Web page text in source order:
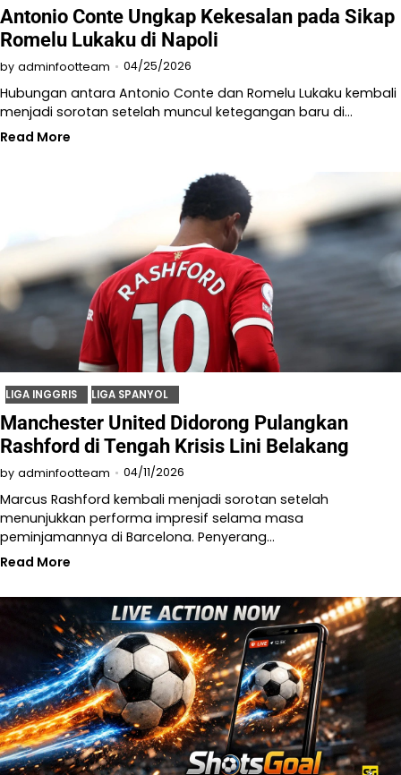
Antonio Conte Ungkap Kekesalan pada Sikap
Romelu Lukaku di Napoli
by adminfootteam 04/25/2026
Hubungan antara Antonio Conte dan Romelu Lukaku kembali
menjadi sorotan setelah muncul ketegangan baru di…
Read More
LIGA INGGRIS LIGA SPANYOL
Manchester United Didorong Pulangkan
Rashford di Tengah Krisis Lini Belakang
by adminfootteam 04/11/2026
Marcus Rashford kembali menjadi sorotan setelah
menunjukkan performa impresif selama masa
peminjamannya di Barcelona. Penyerang…
Read More